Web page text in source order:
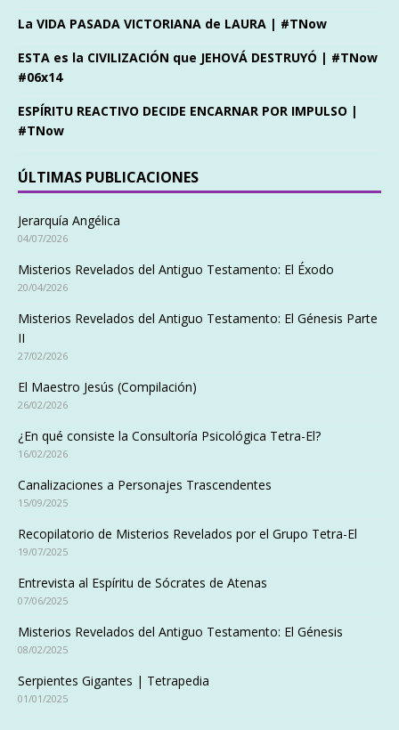
La VIDA PASADA VICTORIANA de LAURA | #TNow
ESTA es la CIVILIZACIÓN que JEHOVÁ DESTRUYÓ | #TNow
#06x14
ESPÍRITU REACTIVO DECIDE ENCARNAR POR IMPULSO |
#TNow
ÚLTIMAS PUBLICACIONES
Jerarquía Angélica
04/07/2026
Misterios Revelados del Antiguo Testamento: El Éxodo
20/04/2026
Misterios Revelados del Antiguo Testamento: El Génesis Parte
II
27/02/2026
El Maestro Jesús (Compilación)
26/02/2026
¿En qué consiste la Consultoría Psicológica Tetra-El?
16/02/2026
Canalizaciones a Personajes Trascendentes
15/09/2025
Recopilatorio de Misterios Revelados por el Grupo Tetra-El
19/07/2025
Entrevista al Espíritu de Sócrates de Atenas
07/06/2025
Misterios Revelados del Antiguo Testamento: El Génesis
08/02/2025
Serpientes Gigantes | Tetrapedia
01/01/2025